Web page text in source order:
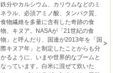
鉄分やカルシウム、カリウムなどのミ
ネラル、必須アミノ酸、タンパク質、
食物繊維を多量に含有した奇跡の食
物、キヌア。NASAが「21世紀の食
物」と呼んだり、国連が2013年を「国
際キヌア年」と制定したことからも分
かるように、いまや世界的なブームと
なっています。白米に混ぜて炊いた